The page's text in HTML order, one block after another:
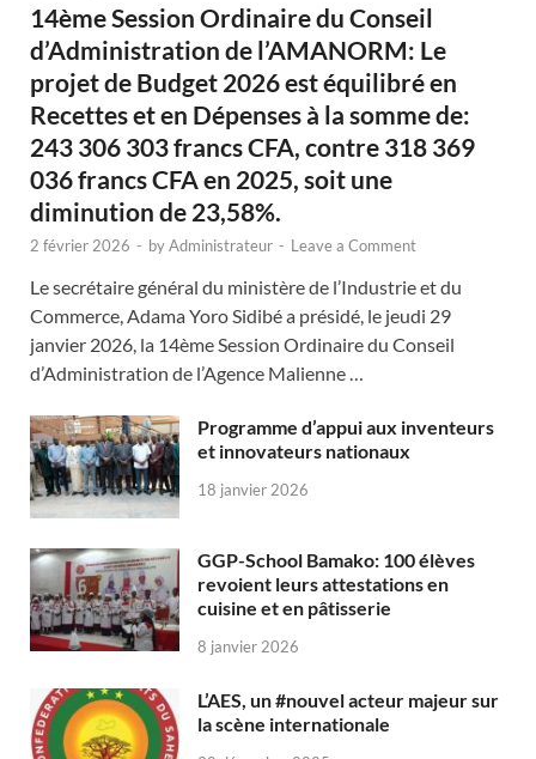
14ème Session Ordinaire du Conseil
d’Administration de l’AMANORM: Le
projet de Budget 2026 est équilibré en
Recettes et en Dépenses à la somme de:
243 306 303 francs CFA, contre 318 369
036 francs CFA en 2025, soit une
diminution de 23,58%.
2 février 2026 - byAdministrateur - Leave a Comment
Le secrétaire général du ministère de l’Industrie et du
Commerce, Adama Yoro Sidibé a présidé, le jeudi 29
janvier 2026, la 14ème Session Ordinaire du Conseil
d’Administration de l’Agence Malienne …
Programme d’appui aux inventeurs
et innovateurs nationaux
18 janvier 2026
GGP-School Bamako: 100 élèves
revoient leurs attestations en
cuisine et en pâtisserie
8 janvier 2026
L’AES, un #nouvel acteur majeur sur
la scène internationale